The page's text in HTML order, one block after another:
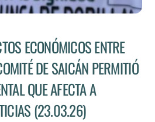
ECONÓMICOS ENTRE
DE SAICÁN PERMITIÓ
QUE AFECTA A
(23.03.26)